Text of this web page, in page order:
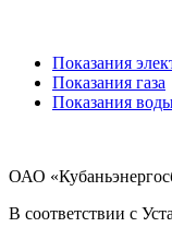
Показания
Показания газа
Показания
ОАО
В соответствии с